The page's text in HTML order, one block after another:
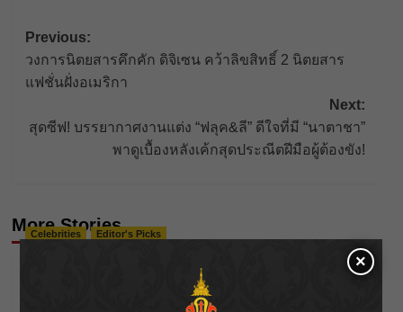
Post
navigation
Previous:
วงการนิตยสารคึกคัก ดิจิเซน คว้าลิขสิทธิ์ 2 นิตยสาร
แฟชั่นฝั่งอเมริกา
Next:
สุดซีฟ! บรรยากาศงานแต่ง “ฟลุค&ลี” ดีใจที่มี “นาตาชา”
พาดูเบื้องหลังเค้กสุดประณีตฝีมือผู้ต้องขัง!
More Stories
Celebrities Editor's Picks
นัตตี้” ยอมรับชีวิตไอดอลไม่ง่าย 10 ปีที่ต้องสู้จนมีวัน
×